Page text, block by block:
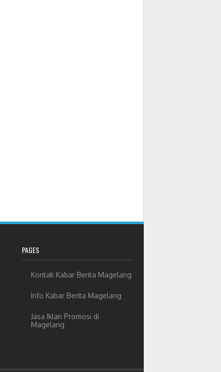
PAGES
Kontak Kabar Berita Magelang
Info Kabar Berita Magelang
Jasa Iklan Promosi di
Magelang